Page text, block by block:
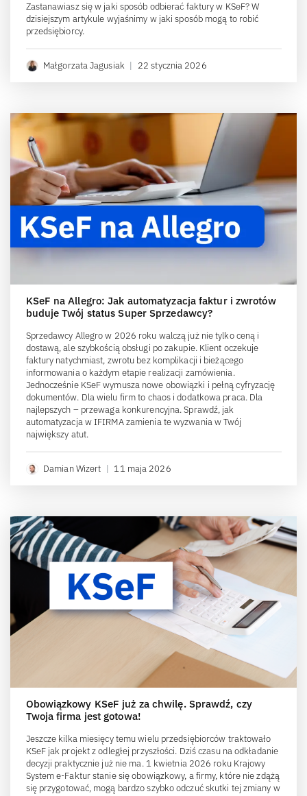
Zastanawiasz się w jaki sposób odbierać faktury w KSeF? W
dzisiejszym artykule wyjaśnimy w jaki sposób mogą to robić
przedsiębiorcy.
Małgorzata Jagusiak | 22 stycznia 2026
KSeF na Allegro: Jak automatyzacja faktur i zwrotów
buduje Twój status Super Sprzedawcy?
Sprzedawcy Allegro w 2026 roku walczą już nie tylko ceną i
dostawą, ale szybkością obsługi po zakupie. Klient oczekuje
faktury natychmiast, zwrotu bez komplikacji i bieżącego
informowania o każdym etapie realizacji zamówienia.
Jednocześnie KSeF wymusza nowe obowiązki i pełną cyfryzację
dokumentów. Dla wielu firm to chaos i dodatkowa praca. Dla
najlepszych – przewaga konkurencyjna. Sprawdź, jak
automatyzacja w IFIRMA zamienia te wyzwania w Twój
największy atut.
Damian Wizert | 11 maja 2026
Obowiązkowy KSeF już za chwilę. Sprawdź, czy
Twoja firma jest gotowa!
Jeszcze kilka miesięcy temu wielu przedsiębiorców traktowało
KSeF jak projekt z odległej przyszłości. Dziś czasu na odkładanie
decyzji praktycznie już nie ma. 1 kwietnia 2026 roku Krajowy
System e-Faktur stanie się obowiązkowy, a firmy, które nie zdążą
się przygotować, mogą bardzo szybko odczuć skutki tej zmiany w